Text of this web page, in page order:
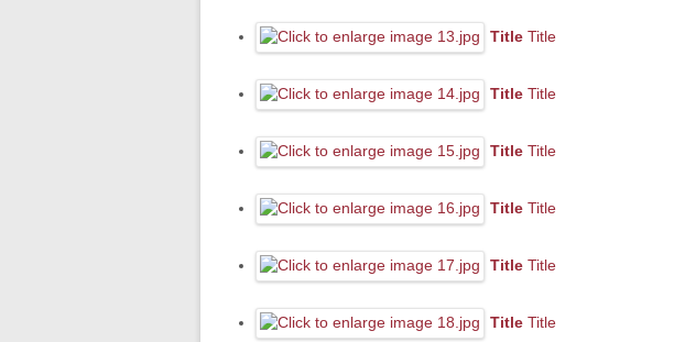
Title Title
Title Title
Title Title
Title Title
Title Title
Title Title